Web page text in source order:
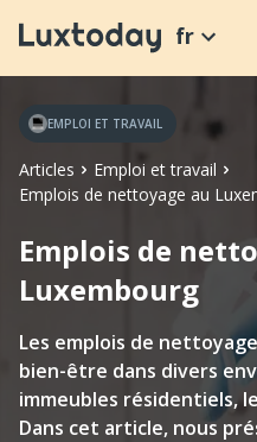
fr
Articles
Emploi et travail
Emplois de nettoyage au
EMPLOI ET TRAVAIL
Emplois de
Luxembourg
Les emplois de
bien-être dans divers
immeubles résidentiels,
Dans cet article, nous